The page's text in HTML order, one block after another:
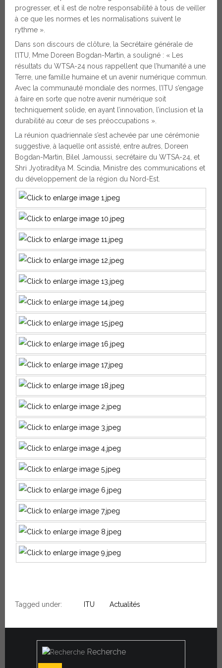
progresser, et il est de notre responsabilité à tous de veiller
à ce que les normes et les normalisations suivent le
rythme ».
Dans son discours de clôture, la Secrétaire générale de
l’ITU, Mme Doreen Bogdan-Martin, a souligné : « Les
résultats du WTSA-24 nous rappellent que l’humanité a une
Terre, une famille humaine et un avenir numérique commun.
Avec la communauté mondiale des normes, l’ITU s’engage
à faire en sorte que notre avenir numérique soit
techniquement solide, en ayant l’innovation, l’inclusion et la
durabilité au cœur de ses préoccupations ».
La réunion quadriennale s’est achevée par une cérémonie
suggestive, à laquelle ont assisté, entre autres, Doreen
Bogdan-Martin, Bilel Jamoussi, secrétaire du WTSA-24, et
Shri Jyotiraditya M. Scindia, Ministre des communications et
du développement de la région du Nord-Est.
Tagged under: ITU Actualités
Recherche